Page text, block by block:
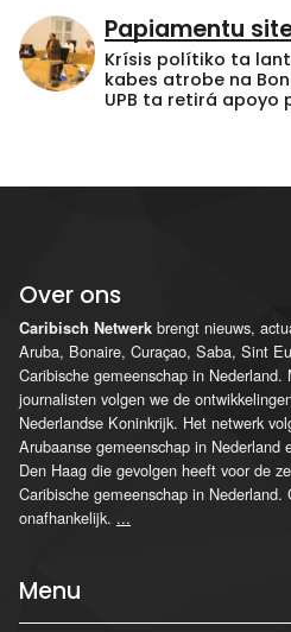
Papiamentu
Krísis polítiko ta
kabes atrobe na
UPB ta retirá apoyo
Over ons
Caribisch Netwerk brengt nieuws,
Aruba, Bonaire, Curaçao, Saba, Sint
Caribische gemeenschap in
journalisten volgen we de
Nederlandse Koninkrijk. Het netwerk
Arubaanse gemeenschap in
Den Haag die gevolgen heeft voor de
Caribische gemeenschap in Nederland.
onafhankelijk. ...
Menu